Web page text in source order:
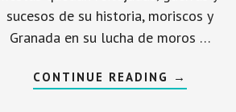
sucesos de su historia, moriscos y
Granada en su lucha de moros …
CONTINUE READING ACERCA
DE
→